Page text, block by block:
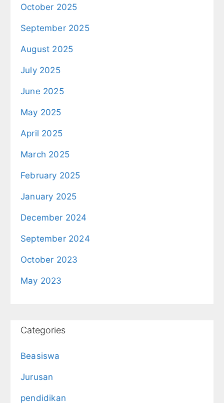
October 2025
September 2025
August 2025
July 2025
June 2025
May 2025
April 2025
March 2025
February 2025
January 2025
December 2024
September 2024
October 2023
May 2023
Categories
Beasiswa
Jurusan
pendidikan